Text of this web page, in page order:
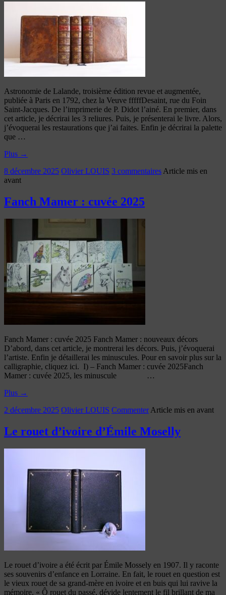
Astronomie de Lalande, troisième édition revue et augmentée,
publiée à Paris en 1792, chez la Veuve fffffDesaint, rue du Foin
Saint-Jacques. De l’imprimerie de P. Didot l’ainé. En premier, dans
cet article, je décrirai les 3 reliures. Puis, je présenterai le livre. Alors,
j’évoquerai les restaurations que j’ai faites. Enfin je décrirai la palette
que …
Plus →
8 décembre 2025 Olivier LOUIS 3 commentairesArticle mis en
avant
Fanch Mamer : cuvée 2025
Fanch Mamer : cuvée 2025 Fanch Mamer : nouveaux décors
D’abord, dans cet article, je montrerai les décors. Puis, j’évoquerai
l’artiste. Enfin je détaillerai les minuscules. Pour en savoir plus sur la
calligraphie, cliquez ici. I) – Fanch Mamer : cuvée 2025Fanch
Mamer : cuvée 2025, les minuscule …
Plus →
2 décembre 2025 Olivier LOUIS Commenter Article mis en avant
Le rouet d’ivoire d’Émile Moselly
Le rouet d’ivoire a été écrit par Émile Mossely en 1907. Il y raconte
ses souvenirs d’enfance en Lorraine. En fait, le rouet en question est
le vieux rouet de sa grand-mère en ivoire et en buis qui lui ravive la
mémoire. « Ô rouet du passé, dévide lentement le fil brillant de ma